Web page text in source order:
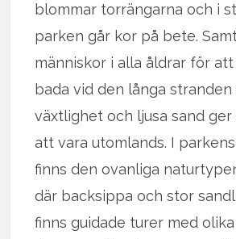
blommar torrängarna och i
parken går kor på bete.
människor i alla åldrar för
bada vid den långa stranden
växtlighet och ljusa sand ger
att vara utomlands. I
finns den ovanliga
där backsippa och stor
finns guidade turer med